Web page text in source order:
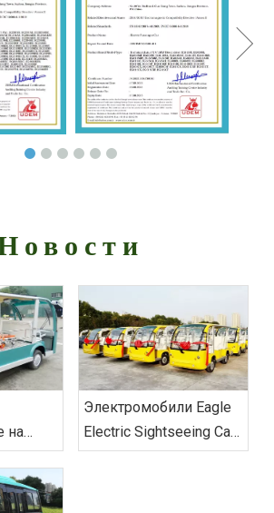
на
Электромобили Eagle
Electric Sightseeing Cars
доставили заказ во